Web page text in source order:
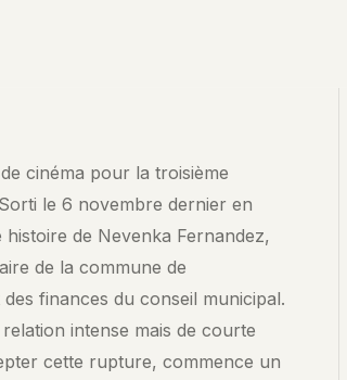
SENCE. La recherche explore le contenu
de nos archives pour trouver les passages les
cinéma pour la troisième
le 6 novembre dernier en
de Nevenka Fernandez,
de la commune de
finances du conseil municipal.
intense mais de courte
cette rupture, commence un